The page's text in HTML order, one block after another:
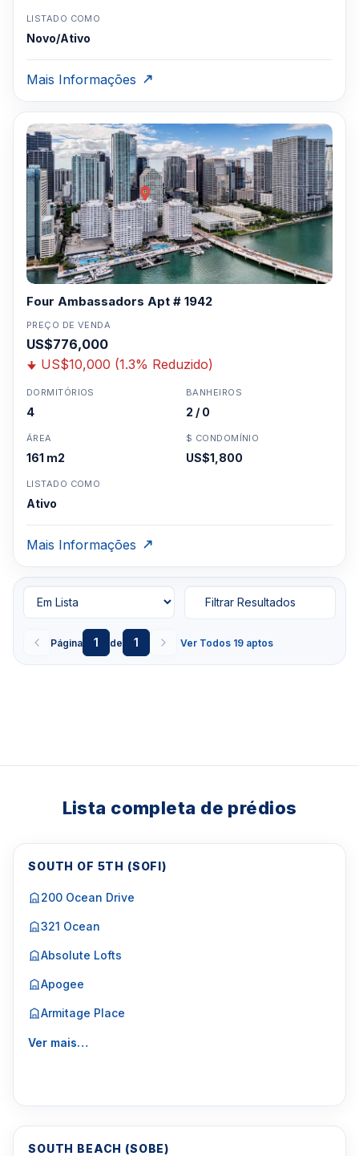
LISTADO COMO
Novo/Ativo
Mais Informações
Four Ambassadors Apt # 1942
PREÇO DE VENDA
US$776,000
US$10,000 (1.3% Reduzido)
DORMITÓRIOS
4
BANHEIROS
2 / 0
ÁREA
161 m2
$ CONDOMÍNIO
US$1,800
LISTADO COMO
Ativo
Mais Informações
Página 1 de 1 Ver Todos 19 aptos
Filtrar Resultados
Lista completa de prédios
SOUTH OF 5TH (SOFI)
200 Ocean Drive
321 Ocean
Absolute Lofts
Apogee
Armitage Place
Ver mais…
SOUTH BEACH (SOBE)